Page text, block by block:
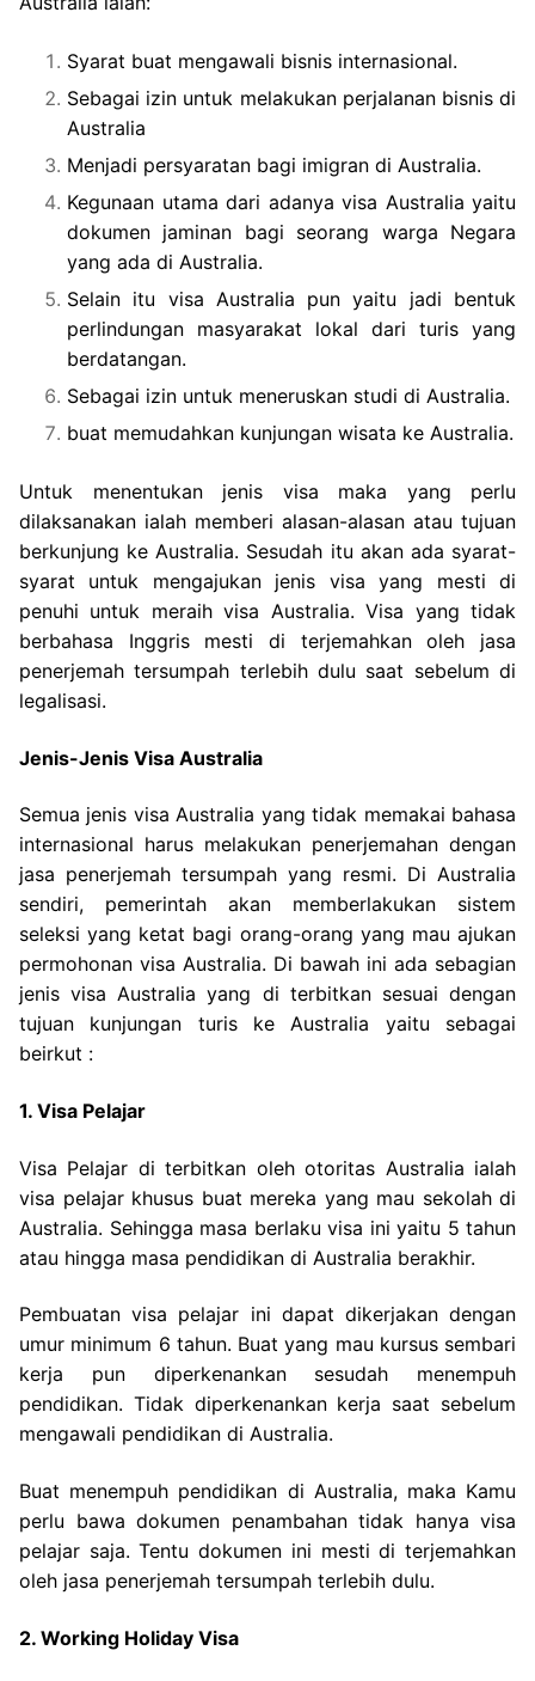
Syarat buat mengawali bisnis internasional.
Sebagai izin untuk melakukan perjalanan bisnis di
Australia
Menjadi persyaratan bagi imigran di Australia.
Kegunaan utama dari adanya visa Australia yaitu
dokumen jaminan bagi seorang warga Negara
yang ada di Australia.
Selain itu visa Australia pun yaitu jadi bentuk
perlindungan masyarakat lokal dari turis yang
berdatangan.
Sebagai izin untuk meneruskan studi di Australia.
buat memudahkan kunjungan wisata ke Australia.
Untuk menentukan jenis visa maka yang perlu
dilaksanakan ialah memberi alasan-alasan atau tujuan
berkunjung ke Australia. Sesudah itu akan ada syarat-
syarat untuk mengajukan jenis visa yang mesti di
penuhi untuk meraih visa Australia. Visa yang tidak
berbahasa Inggris mesti di terjemahkan oleh jasa
penerjemah tersumpah terlebih dulu saat sebelum di
legalisasi.
Jenis-Jenis Visa Australia
Semua jenis visa Australia yang tidak memakai bahasa
internasional harus melakukan penerjemahan dengan
jasa penerjemah tersumpah yang resmi. Di Australia
sendiri, pemerintah akan memberlakukan sistem
seleksi yang ketat bagi orang-orang yang mau ajukan
permohonan visa Australia. Di bawah ini ada sebagian
jenis visa Australia yang di terbitkan sesuai dengan
tujuan kunjungan turis ke Australia yaitu sebagai
beirkut :
1. Visa Pelajar
Visa Pelajar di terbitkan oleh otoritas Australia ialah
visa pelajar khusus buat mereka yang mau sekolah di
Australia. Sehingga masa berlaku visa ini yaitu 5 tahun
atau hingga masa pendidikan di Australia berakhir.
Pembuatan visa pelajar ini dapat dikerjakan dengan
umur minimum 6 tahun. Buat yang mau kursus sembari
kerja pun diperkenankan sesudah menempuh
pendidikan. Tidak diperkenankan kerja saat sebelum
mengawali pendidikan di Australia.
Buat menempuh pendidikan di Australia, maka Kamu
perlu bawa dokumen penambahan tidak hanya visa
pelajar saja. Tentu dokumen ini mesti di terjemahkan
oleh jasa penerjemah tersumpah terlebih dulu.
2. Working Holiday Visa